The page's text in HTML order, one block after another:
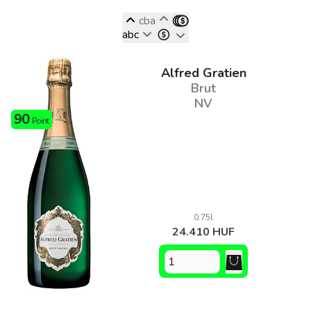
abc
cba
90 Point
Alfred Gratien
Brut
NV
0.75l
24.410 HUF